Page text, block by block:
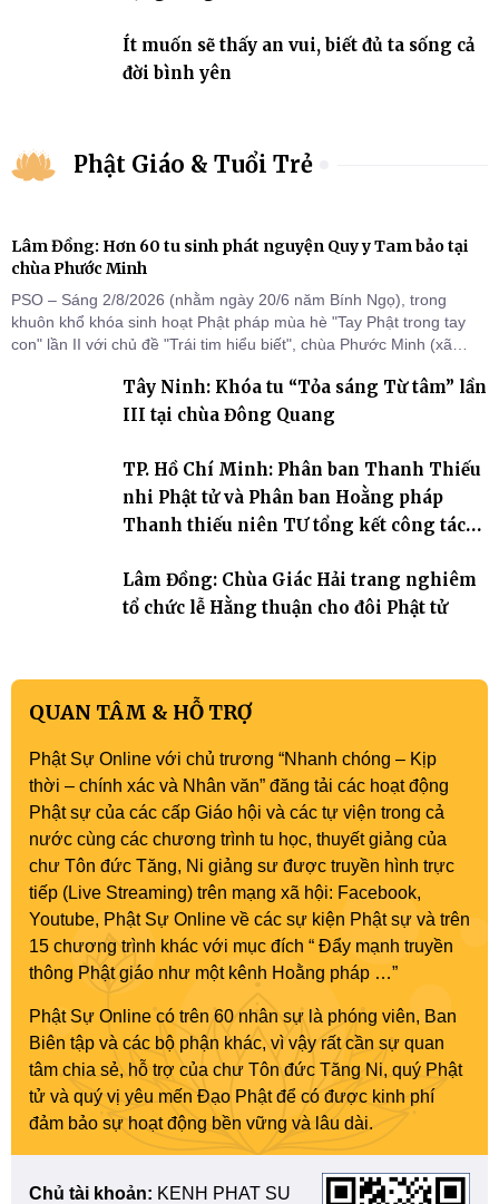
Ít muốn sẽ thấy an vui, biết đủ ta sống cả
đời bình yên
Phật Giáo & Tuổi Trẻ
Lâm Đồng: Hơn 60 tu sinh phát nguyện Quy y Tam bảo tại
chùa Phước Minh
PSO – Sáng 2/8/2026 (nhằm ngày 20/6 năm Bính Ngọ), trong
khuôn khổ khóa sinh hoạt Phật pháp mùa hè "Tay Phật trong tay
con" lần II với chủ đề "Trái tim hiểu biết", chùa Phước Minh (xã
cho hơn 60 tu sinh.Tây Ninh: Khóa tu “Tỏa sáng Từ tâm” lần
III tại chùa Đông Quang
TP. Hồ Chí Minh: Phân ban Thanh Thiếu
nhi Phật tử và Phân ban Hoằng pháp
Thanh thiếu niên TƯ tổng kết công tác
Lâm Đồng: Chùa Giác Hải trang nghiêm
tổ chức lễ Hằng thuận cho đôi Phật tử
QUAN TÂM & HỖ TRỢ
Phật Sự Online với chủ trương “Nhanh chóng – Kịp
thời – chính xác và Nhân văn” đăng tải các hoạt động
Phật sự của các cấp Giáo hội và các tự viện trong cả
nước cùng các chương trình tu học, thuyết giảng của
chư Tôn đức Tăng, Ni giảng sư được truyền hình trực
tiếp (Live Streaming) trên mạng xã hội: Facebook,
Youtube, Phật Sự Online về các sự kiện Phật sự và trên
15 chương trình khác với mục đích “ Đẩy mạnh truyền
thông Phật giáo như một kênh Hoằng pháp …”
Phật Sự Online có trên 60 nhân sự là phóng viên, Ban
Biên tập và các bộ phận khác, vì vậy rất cần sự quan
tâm chia sẻ, hỗ trợ của chư Tôn đức Tăng Ni, quý Phật
tử và quý vị yêu mến Đạo Phật để có được kinh phí
đảm bảo sự hoạt động bền vững và lâu dài.
Chủ tài khoản: KENH PHAT SU